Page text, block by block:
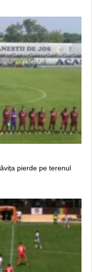
pierde pe terenul